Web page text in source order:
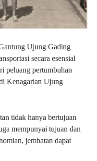
Ujung Gading
secara esensial
peluang pertumbuhan
Kenagarian Ujung
tidak hanya bertujuan
mempunyai tujuan dan
jembatan dapat